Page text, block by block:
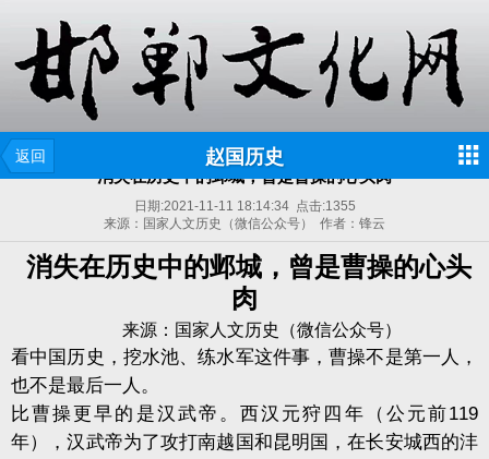
返回 赵国历史
消失在历史中的邺城，曾是曹操的心头肉
日期:2021-11-11 18:14:34点击:1355
来源：国家人文历史（微信公众号） 作者：锋云
消失在历史中的邺城，曾是曹操的心头
肉
来源：国家人文历史（微信公众号）
看中国历史，挖水池、练水军这件事，曹操不是第一人，
也不是最后一人。
比曹操更早的是汉武帝。西汉元狩四年（公元前119
年），汉武帝为了攻打南越国和昆明国，在长安城西的沣